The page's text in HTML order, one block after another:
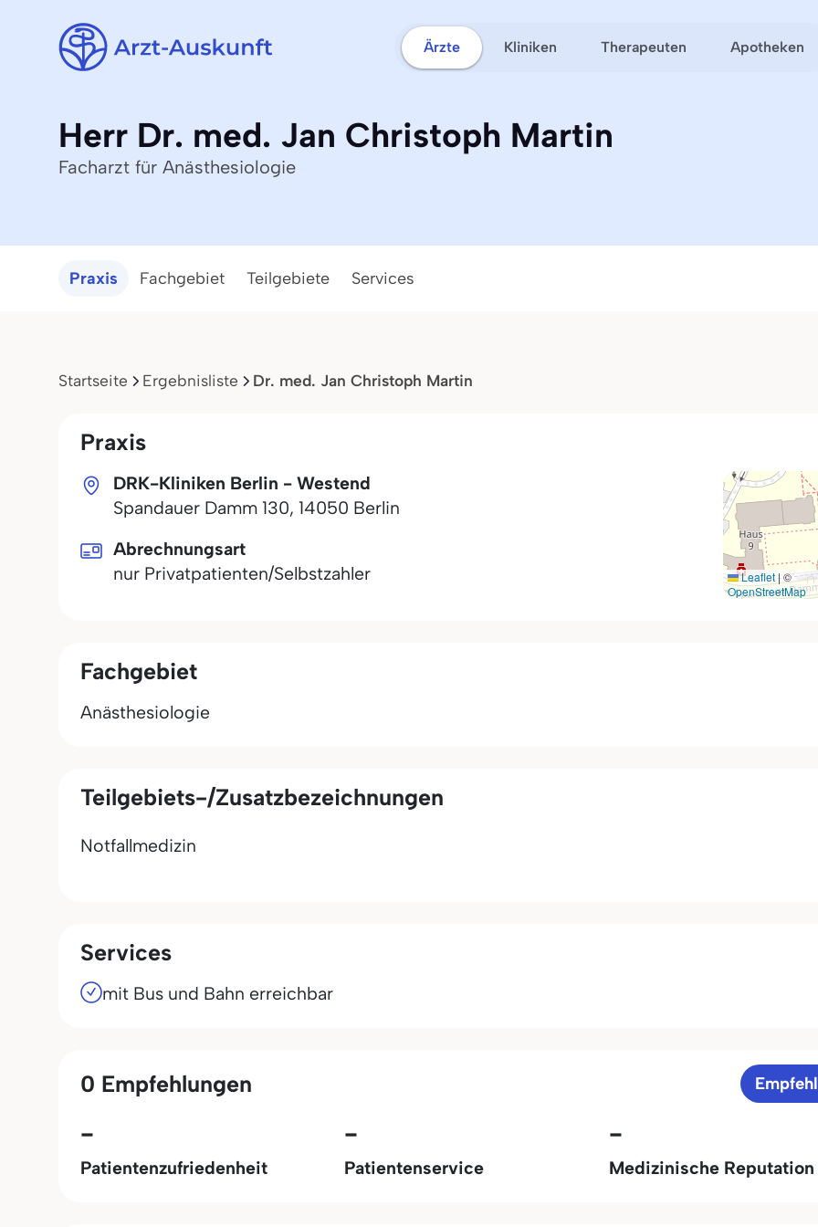
Ärzte Kliniken Therapeuten Apotheken
Herr Dr. med. Jan Christoph Martin
Facharzt für Anästhesiologie
Praxis Fachgebiet Teilgebiete Services
Startseite Ergebnisliste Dr. med. Jan Christoph Martin
Praxis
DRK-Kliniken Berlin - Westend
Spandauer Damm 130, 14050 Berlin
Leaflet|©
OpenStreetMap
Abrechnungsart
nur Privatpatienten/Selbstzahler
Fachgebiet
Anästhesiologie
Teilgebiets-/Zusatzbezeichnungen
Notfallmedizin
Services
mit Bus und Bahn erreichbar
0 Empfehlungen
-
Patientenzufriedenheit
-
Patientenservice
-
Medizinische Reputation